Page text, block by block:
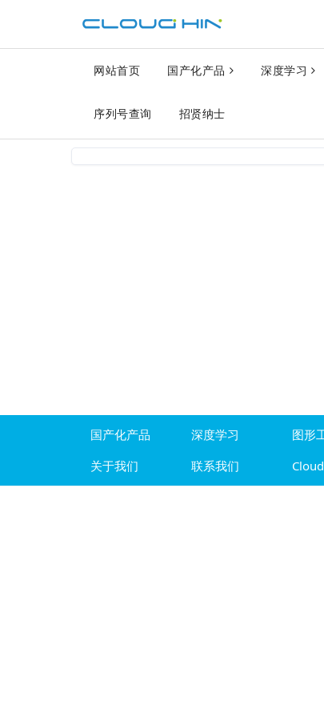
网站首页 国产化产品 深度学习
序列号查询 招贤纳士
国产化产品 深度学习 图形
关于我们
联系我们